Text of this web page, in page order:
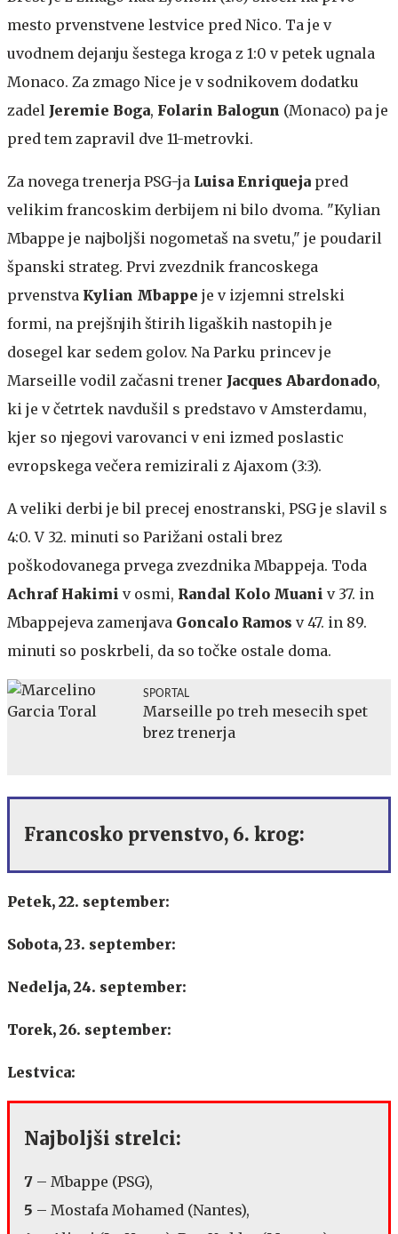
mesto prvenstvene lestvice pred Nico. Ta je v
uvodnem dejanju šestega kroga z 1:0 v petek ugnala
Monaco. Za zmago Nice je v sodnikovem dodatku
zadel Jeremie Boga, Folarin Balogun (Monaco) pa je
pred tem zapravil dve 11-metrovki.
Za novega trenerja PSG-ja Luisa Enriqueja pred
velikim francoskim derbijem ni bilo dvoma. "Kylian
Mbappe je najboljši nogometaš na svetu," je poudaril
španski strateg. Prvi zvezdnik francoskega
prvenstva Kylian Mbappe je v izjemni strelski
formi, na prejšnjih štirih ligaških nastopih je
dosegel kar sedem golov. Na Parku princev je
Marseille vodil začasni trener Jacques Abardonado,
ki je v četrtek navdušil s predstavo v Amsterdamu,
kjer so njegovi varovanci v eni izmed poslastic
evropskega večera remizirali z Ajaxom (3:3).
A veliki derbi je bil precej enostranski, PSG je slavil s
4:0. V 32. minuti so Parižani ostali brez
poškodovanega prvega zvezdnika Mbappeja. Toda
Achraf Hakimi v osmi, Randal Kolo Muani v 37. in
Mbappejeva zamenjava Goncalo Ramos v 47. in 89.
minuti so poskrbeli, da so točke ostale doma.
SPORTAL
Marseille po treh mesecih spet
brez trenerja
Francosko prvenstvo, 6. krog:
Petek, 22. september:
Sobota, 23. september:
Nedelja, 24. september:
Torek, 26. september:
Lestvica:
Najboljši strelci:
7 – Mbappe (PSG),
5 – Mostafa Mohamed (Nantes),